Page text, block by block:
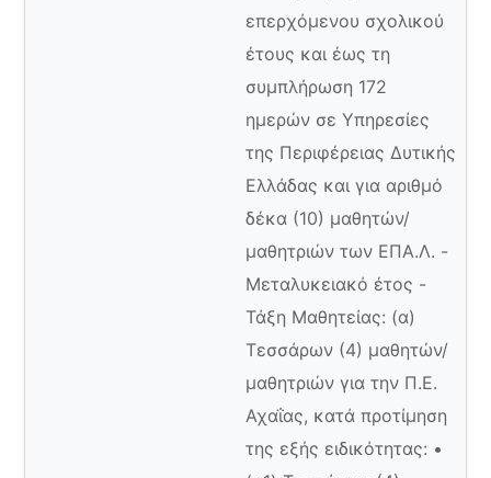
επερχόμενου σχολικού
έτους και έως τη
συμπλήρωση 172
ημερών σε Υπηρεσίες
της Περιφέρειας Δυτικής
Ελλάδας και για αριθμό
δέκα (10) μαθητών/
μαθητριών των ΕΠΑ.Λ. -
Μεταλυκειακό έτος -
Τάξη Μαθητείας: (α)
Τεσσάρων (4) μαθητών/
μαθητριών για την Π.Ε.
Αχαΐας, κατά προτίμηση
της εξής ειδικότητας: •